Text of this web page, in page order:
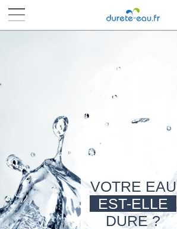
VOTRE EAU
EST-ELLE
DURE ?